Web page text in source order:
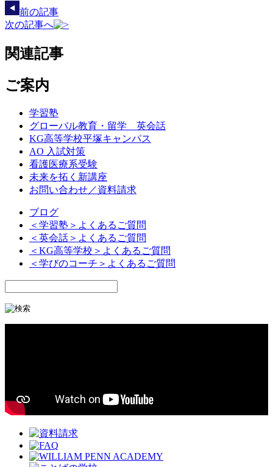
前の記事
次の記事へ
関連記事
ご案内
学習塾
グローバル教育・留学 英会話
KG高等学校平塚キャンパス
AO 入試対策
看護医療系受験
未来を拓く新講座
お問い合わせ／資料請求
ブログ
＜学習塾＞よくあるご質問
＜英会話＞よくあるご質問
＜KG高等学校＞よくあるご質問
＜学びのコーチ＞よくあるご質問